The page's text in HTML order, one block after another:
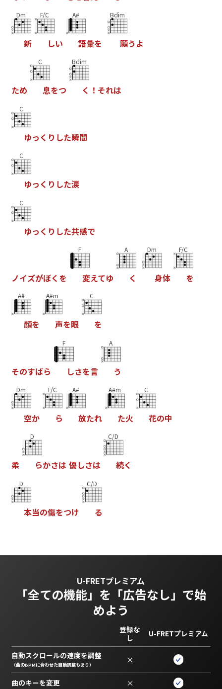
Dm
新
F/C
しい
A#
語彙を
Bdim
願う よ
ため
C
息をつ
Bdim
く ！ それは
C
ゆっ く り した瞬間
C
ゆっ く り した涙
C
ゆっ く り した共感で
ノイズがぼく を
F
変えてゆ
A
く
Dm
身体
F/C
を
A#
顔を
A#m
声を眼
C
を
そのすばら
F
しさを言
A
う
Dm
空か
F/C
ら
A#
放たれ
A#m
た火
C
花の中
柔
D
らかさは 優しさは
C/D
続く
D
本当の傷をつけ
C/D
る
U-FRETプレミアム
「全ての機能」を 「広告なし」で始
めよう
登録な
し
U-FRETプレミアム
自動スクロールの速度を調整
（曲のBPMに合わせた自動調整もあり） ×
曲のキーを変更 ×